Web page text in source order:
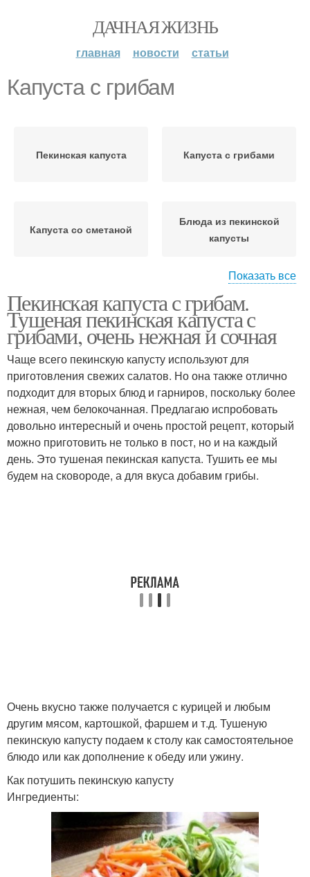
ДАЧНАЯ ЖИЗНЬ
главная новости статьи
Капуста с грибам
Пекинская капуста Капуста с грибами
Капуста со сметаной
Блюда из пекинской
капусты
Капусты с фото Капуста с мясом
Капуста с курицей Капусты с курицей
Показать все
Пекинская капуста с грибам.
Тушеная пекинская капуста с
грибами, очень нежная и сочная
Чаще всего пекинскую капусту используют для
приготовления свежих салатов. Но она также отлично
подходит для вторых блюд и гарниров, поскольку более
нежная, чем белокочанная. Предлагаю испробовать
довольно интересный и очень простой рецепт, который
можно приготовить не только в пост, но и на каждый
день. Это тушеная пекинская капуста. Тушить ее мы
будем на сковороде, а для вкуса добавим грибы.
Очень вкусно также получается с курицей и любым
другим мясом, картошкой, фаршем и т.д. Тушеную
пекинскую капусту подаем к столу как самостоятельное
блюдо или как дополнение к обеду или ужину.
Как потушить пекинскую капусту
Ингредиенты: